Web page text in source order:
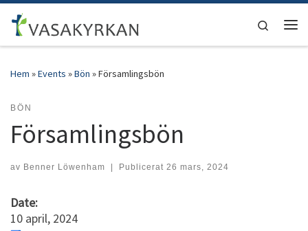
Hoppa till innehåll
Search
Hem »Events »Bön »Församlingsbön
BÖN
Församlingsbön
av Benner Löwenham | Publicerat 26 mars, 2024
Date:
10 april, 2024